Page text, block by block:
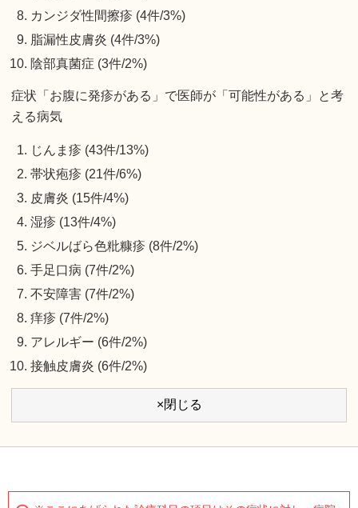
カンジダ性間擦疹 (4件/3%)
脂漏性皮膚炎 (4件/3%)
陰部真菌症 (3件/2%)
症状「お腹に発疹がある」で医師が「可能性がある」と考
える病気
じんま疹 (43件/13%)
帯状疱疹 (21件/6%)
皮膚炎 (15件/4%)
湿疹 (13件/4%)
ジベルばら色粃糠疹 (8件/2%)
手足口病 (7件/2%)
不安障害 (7件/2%)
痒疹 (7件/2%)
アレルギー (6件/2%)
接触皮膚炎 (6件/2%)
×閉じる